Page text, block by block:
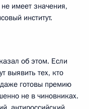
не имеет значения,
институт.
об этом. Если
выявить тех, кто
готовы премию
не в чиновниках.